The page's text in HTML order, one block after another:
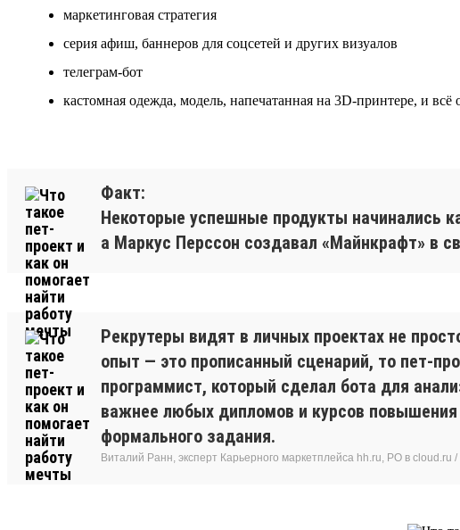
маркетинговая стратегия
серия афиш, баннеров для соцсетей и других визуалов
телеграм-бот
кастомная одежда, модель, напечатанная на 3D-принтере, и всё
Факт:
Некоторые успешные продукты начинались
а Маркус Перссон создавал «Майнкрафт» в
Рекрутеры видят в личных проектах не
опыт — это прописанный сценарий, то пет-
программист, который сделал бота для
важнее любых дипломов и курсов
формального задания.
Виталий Ранн, эксперт Карьерного маркетплейса hh.ru, PO в cloud.ru